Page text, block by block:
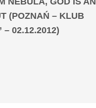
(POZNAŃ – KLUB
– 02.12.2012)